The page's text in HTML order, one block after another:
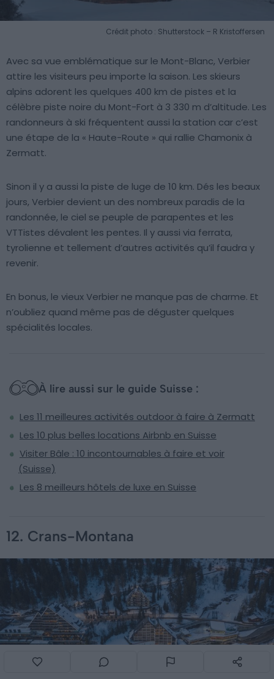
Crédit photo : Shutterstock – R Kristoffersen
Avec sa vue emblématique sur le Mont-Blanc, Verbier
attire les visiteurs peu importe la saison. Les skieurs
alpins adorent les quelques 400 km de pistes et la
célèbre piste noire du Mont-Fort à 3 330 m d’altitude. Les
randonneurs à ski fréquentent aussi la station car c’est
une étape de la « Haute-Route » qui rallie Chamonix à
Zermatt.
Sinon il y a aussi la piste de luge de 10 km. Dés les beaux
jours, Verbier devient un des nombreux paradis de la
randonnée, le ciel se peuple de parapentes et les
VTTistes dévalent les pentes. Il y aussi via ferrata,
tyrolienne et tellement d’autres activités qu’il faudra y
revenir.
En bonus, le vieux Verbier ne manque pas de charme. Et
n’oubliez quand même pas de déguster quelques
spécialités locales.
À lire aussi sur le guide Suisse :
Les 11 meilleures activités outdoor à faire à Zermatt
Les 10 plus belles locations Airbnb en Suisse
Visiter Bâle : 10 incontournables à faire et voir
(Suisse)
Les 8 meilleurs hôtels de luxe en Suisse
12. Crans-Montana